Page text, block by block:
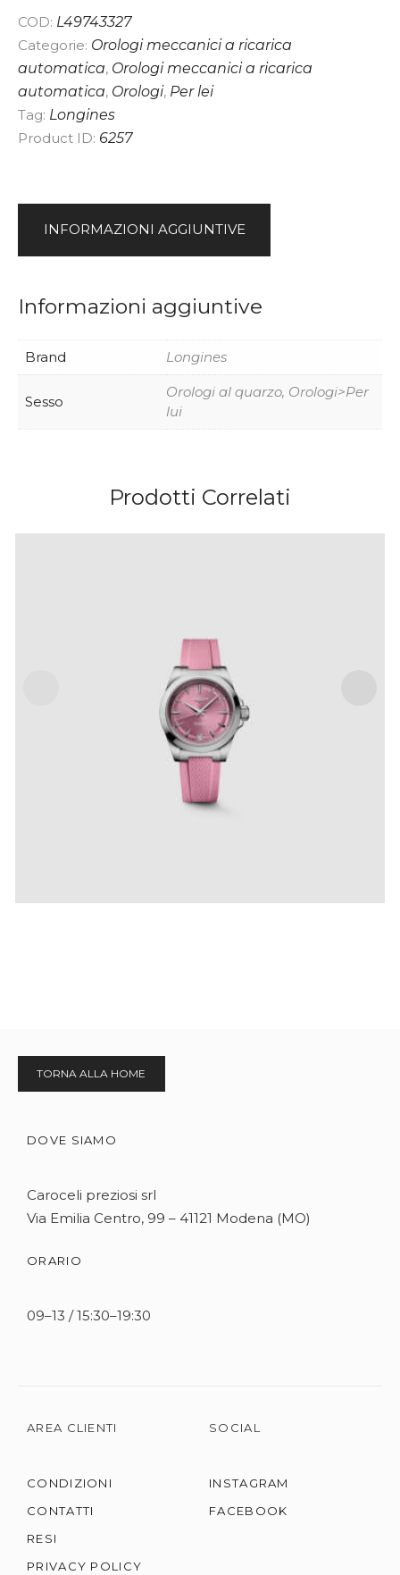
a
t
i
COD: L49743327
Categorie: Orologi meccanici a ricarica
automatica, Orologi meccanici a ricarica
automatica, Orologi, Per lei
Tag: Longines
Product ID: 6257
INFORMAZIONI AGGIUNTIVE
Informazioni aggiuntive
Brand Longines
Sesso
Orologi al quarzo, Orologi>Per
lui
Prodotti Correlati
LONGINES CONQUEST
2,200.00 IVA Inclusa
TORNA ALLA HOME
DOVE SIAMO
Caroceli preziosi srl
Via Emilia Centro, 99 – 41121 Modena (MO)
ORARIO
09–13 / 15:30–19:30
AREA CLIENTI
CONDIZIONI
CONTATTI
RESI
PRIVACY POLICY
SOCIAL
INSTAGRAM
FACEBOOK